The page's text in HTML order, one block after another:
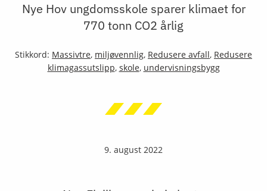
Nye Hov ungdomsskole sparer klimaet for
770 tonn CO2 årlig
Stikkord: Massivtre, miljøvennlig, Redusere avfall, Redusere
klimagassutslipp, skole, undervisningsbygg
9. august 2022